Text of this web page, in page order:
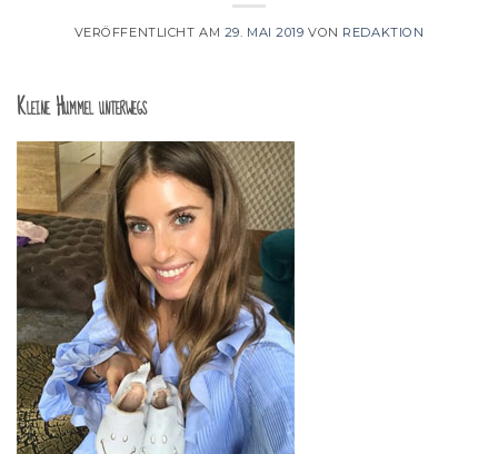
VERÖFFENTLICHT AM 29. MAI 2019 VON REDAKTION
Kleine Hummel unterwegs